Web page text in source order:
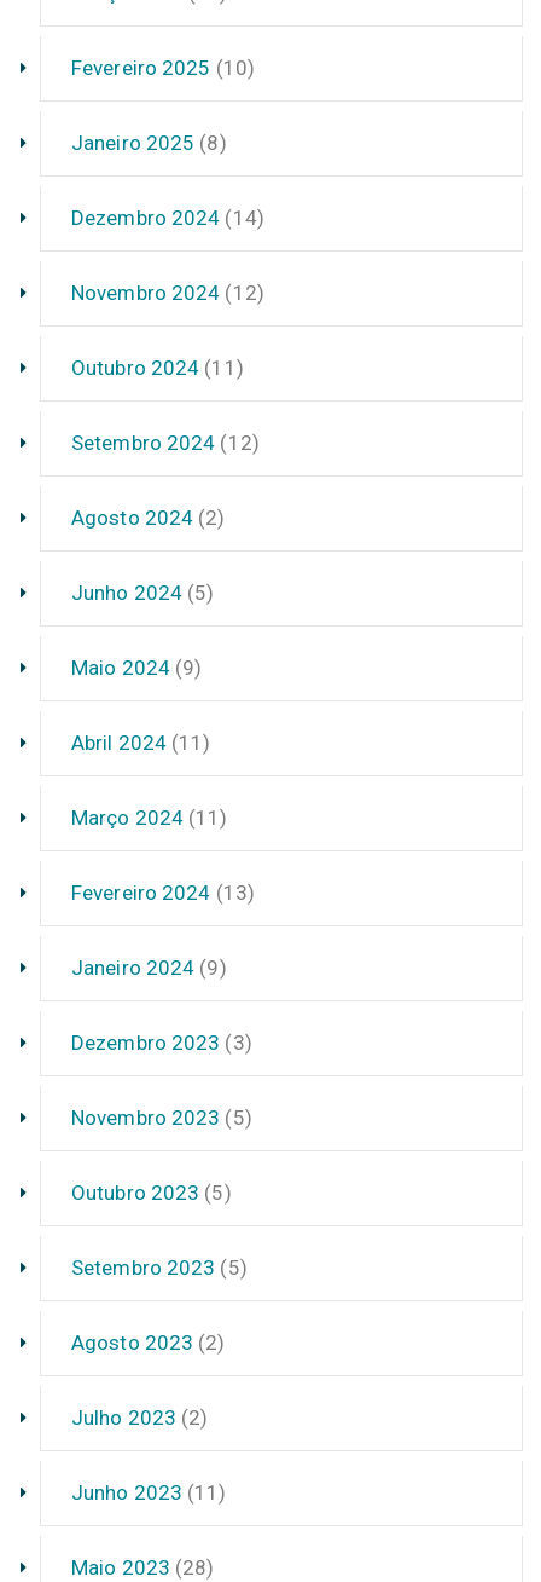
Fevereiro 2025 (10)
Janeiro 2025 (8)
Dezembro 2024 (14)
Novembro 2024 (12)
Outubro 2024 (11)
Setembro 2024 (12)
Agosto 2024 (2)
Junho 2024 (5)
Maio 2024(9)
Abril 2024 (11)
Março 2024 (11)
Fevereiro 2024 (13)
Janeiro 2024 (9)
Dezembro 2023 (3)
Novembro 2023 (5)
Outubro 2023 (5)
Setembro 2023 (5)
Agosto 2023 (2)
Julho 2023 (2)
Junho 2023 (11)
Maio 2023 (28)